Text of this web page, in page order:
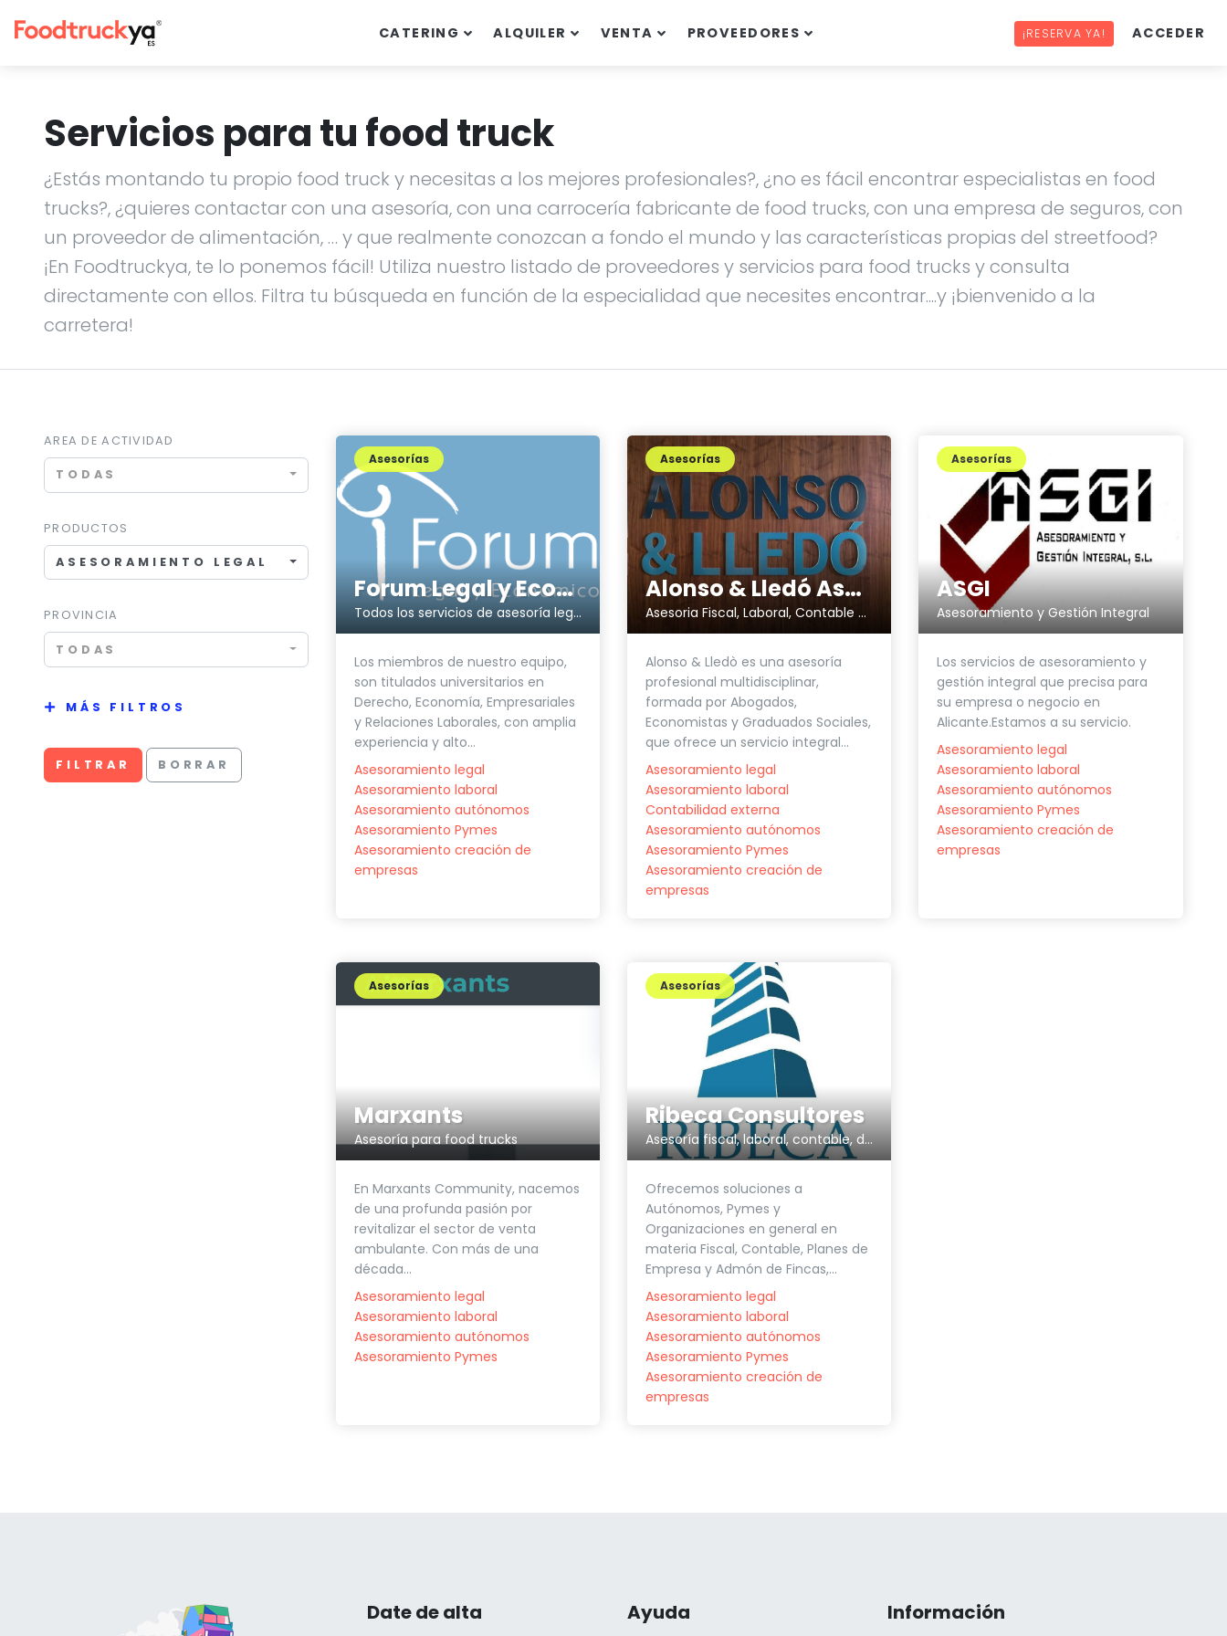
CATERING ALQUILER VENTA PROVEEDORES ¡RESERVA YA! ACCEDER
Servicios para tu food truck
¿Estás montando tu propio food truck y necesitas a los mejores profesionales?, ¿no es fácil encontrar especialistas en food
trucks?, ¿quieres contactar con una asesoría, con una carrocería fabricante de food trucks, con una empresa de seguros, con
un proveedor de alimentación, … y que realmente conozcan a fondo el mundo y las características propias del streetfood?
¡En Foodtruckya, te lo ponemos fácil! Utiliza nuestro listado de proveedores y servicios para food trucks y consulta
directamente con ellos. Filtra tu búsqueda en función de la especialidad que necesites encontrar....y ¡bienvenido a la
carretera!
AREA DE ACTIVIDAD
TODAS
PRODUCTOS
ASESORAMIENTO LEGAL
PROVINCIA
TODAS
MÁS FILTROS
FILTRAR BORRAR
Forum Legal y Económico
Todos los servicios de asesoría legal, fiscal, contable y laboral en el mismo lugar
Asesorías
Los miembros de nuestro equipo,
son titulados universitarios en
Derecho, Economía, Empresariales
y Relaciones Laborales, con amplia
experiencia y alto...
Asesoramiento legal
Asesoramiento laboral
Asesoramiento autónomos
Asesoramiento Pymes
Asesoramiento creación de
empresas
Alonso & Lledó Asesores
Asesoria Fiscal, Laboral, Contable y Financiera en Alicante
Asesorías
Alonso & Lledò es una asesoría
profesional multidisciplinar,
formada por Abogados,
Economistas y Graduados Sociales,
que ofrece un servicio integral...
Asesoramiento legal
Asesoramiento laboral
Contabilidad externa
Asesoramiento autónomos
Asesoramiento Pymes
Asesoramiento creación de
empresas
ASGI
Asesoramiento y Gestión Integral
Asesorías
Los servicios de asesoramiento y
gestión integral que precisa para
su empresa o negocio en
Alicante.Estamos a su servicio.
Asesoramiento legal
Asesoramiento laboral
Asesoramiento autónomos
Asesoramiento Pymes
Asesoramiento creación de
empresas
Marxants
Asesoría para food trucks
Asesorías
En Marxants Community, nacemos
de una profunda pasión por
revitalizar el sector de venta
ambulante. Con más de una
década...
Asesoramiento legal
Asesoramiento laboral
Asesoramiento autónomos
Asesoramiento Pymes
Ribeca Consultores
Asesoría fiscal, laboral, contable, de empresas y autónomos
Asesorías
Ofrecemos soluciones a
Autónomos, Pymes y
Organizaciones en general en
materia Fiscal, Contable, Planes de
Empresa y Admón de Fincas,...
Asesoramiento legal
Asesoramiento laboral
Asesoramiento autónomos
Asesoramiento Pymes
Asesoramiento creación de
empresas
Date de alta Ayuda Información